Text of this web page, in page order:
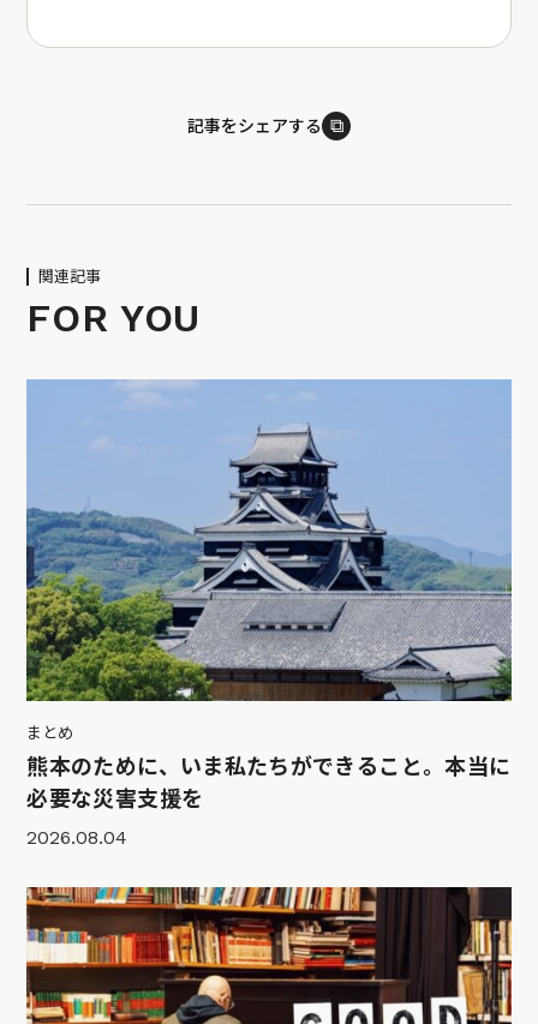
記事をシェアする ⧉
関連記事
FOR YOU
まとめ
熊本のために、いま私たちができること。本当に
必要な災害支援を
2026.08.04